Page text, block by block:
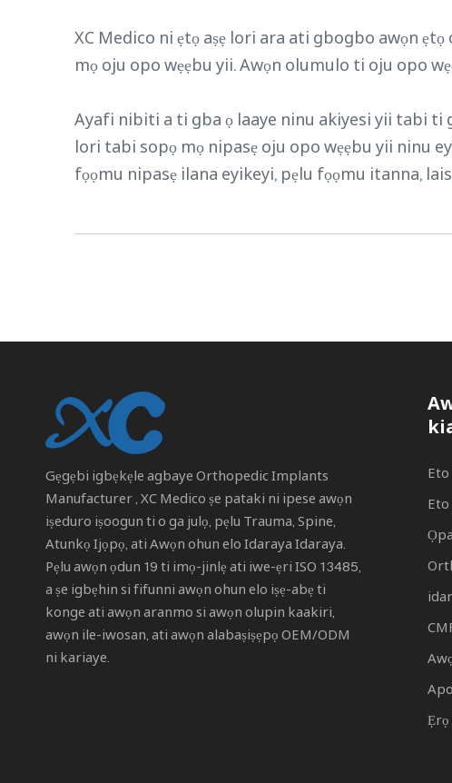
XC Medico ni ẹtọ aṣẹ lori ara ati gbogbo awọn
mọ oju opo wẹẹbu yii. Awọn olumulo ti oju opo
Ayafi nibiti a ti gba ọ laaye ninu akiyesi yii tabi ti
lori tabi sopọ mọ nipasẹ oju opo wẹẹbu yii ninu
fọọmu nipasẹ ilana eyikeyi, pẹlu fọọmu itanna,
Gẹgẹbi igbẹkẹle agbaye Orthopedic Implants
Manufacturer, XC Medico ṣe pataki ni ipese awọn
iṣeduro iṣoogun ti o ga julọ, pẹlu Trauma, Spine,
Atunkọ Ijọpọ, ati Awọn ohun elo Idaraya Idaraya.
Pẹlu awọn ọdun 19 ti imọ-jinlẹ ati iwe-ẹri ISO 13485,
a ṣe igbẹhin si fifunni awọn ohun elo iṣẹ-abẹ ti
konge ati awọn aranmo si awọn olupin kaakiri,
awọn ile-iwosan, ati awọn alabaṣiṣẹpọ OEM/ODM
ni kariaye.
Eto